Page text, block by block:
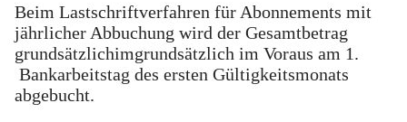
Beim Lastschriftverfahren für Abonnements mit
jährlicher Abbuchung wird der Gesamtbetrag
grundsätzlichimgrundsätzlich im Voraus am 1.
Bankarbeitstag des ersten Gültigkeitsmonats
abgebucht.